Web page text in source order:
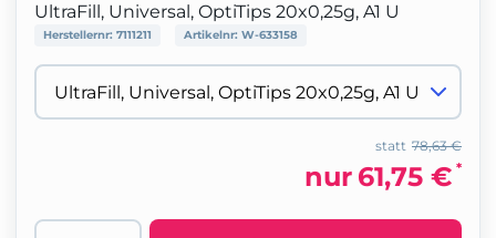
UltraFill, Universal, OptiTips 20x0,25g, A1 U
Herstellernr: 7111211 Artikelnr: W-633158
78,63 €
statt
nur 61,75 € *